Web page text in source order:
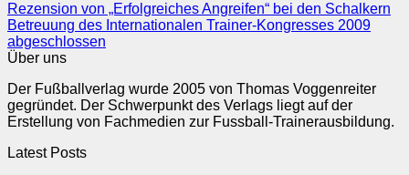
Rezension von „Erfolgreiches Angreifen“ bei den Schalkern
Betreuung des Internationalen Trainer-Kongresses 2009
abgeschlossen
Über uns
Der Fußballverlag wurde 2005 von Thomas Voggenreiter
gegründet. Der Schwerpunkt des Verlags liegt auf der
Erstellung von Fachmedien zur Fussball-Trainerausbildung.
Latest Posts